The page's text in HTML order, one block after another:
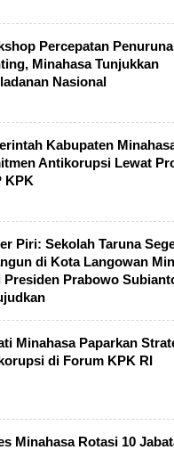
Percepatan
Minahasa Tunjukkan
Nasional
Kabupaten
Antikorupsi Lewat
KPK
Piri: Sekolah Taruna
di Kota Langowan
Presiden Prabowo
Minahasa Paparkan
di Forum KPK RI
Minahasa Rotasi 10